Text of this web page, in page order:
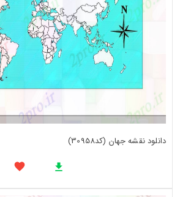
دانلود نقشه جهان (کد30958)